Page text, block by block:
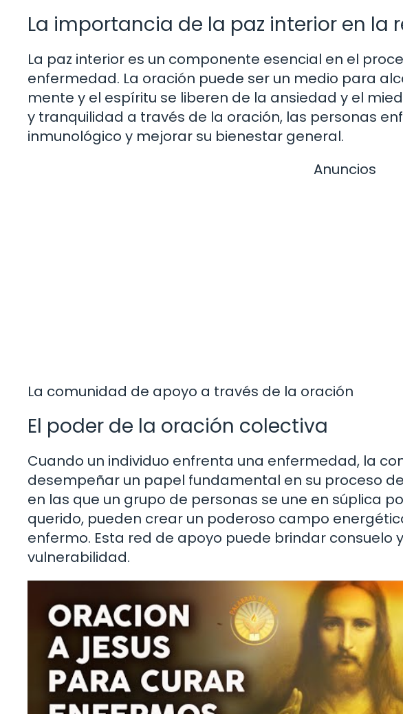
La importancia de la paz interior en la
La paz interior es un componente esencial en el
enfermedad. La oración puede ser un medio para
mente y el espíritu se liberen de la ansiedad y el
y tranquilidad a través de la oración, las personas
inmunológico y mejorar su bienestar general.
Anuncios
La comunidad de apoyo a través de la oración
El poder de la oración colectiva
Cuando un individuo enfrenta una enfermedad, la
desempeñar un papel fundamental en su proceso
en las que un grupo de personas se une en súplica
querido, pueden crear un poderoso campo
enfermo. Esta red de apoyo puede brindar consuelo
vulnerabilidad.